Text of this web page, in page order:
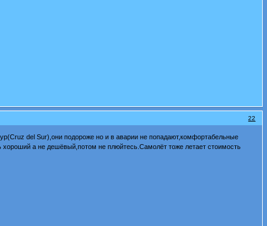
22
del Sur),они подороже но и в аварии не попадают,комфортабельные
а не дешёвый,потом не плюйтесь.Самолёт тоже летает стоимость